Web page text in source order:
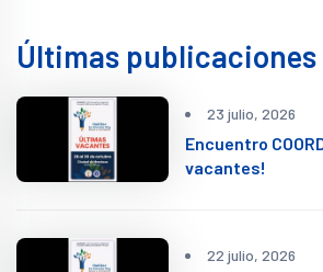
Últimas publicaciones
23 julio, 2026
Encuentro
vacantes!
22 julio, 2026